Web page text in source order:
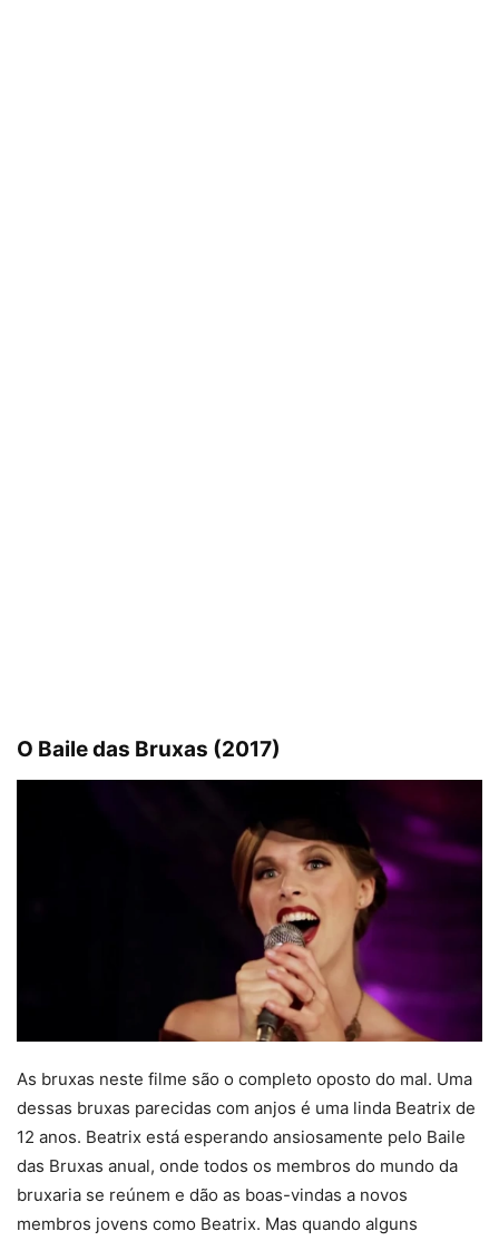
O Baile das Bruxas (2017)
As bruxas neste filme são o completo oposto do mal. Uma
dessas bruxas parecidas com anjos é uma linda Beatrix de
12 anos. Beatrix está esperando ansiosamente pelo Baile
das Bruxas anual, onde todos os membros do mundo da
bruxaria se reúnem e dão as boas-vindas a novos
membros jovens como Beatrix. Mas quando alguns